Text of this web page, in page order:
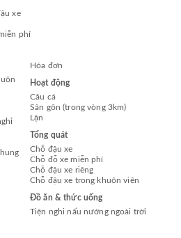
xe
phí
Hóa đơn
Hoạt động
Câu cá
Sân gôn (trong vòng 3km)
Lặn
Tổng quát
Chỗ đậu xe
Chỗ đỗ xe miễn phí
Chỗ đậu xe riêng
Chỗ đậu xe trong khuôn viên
Đồ ăn & thức uống
Tiện nghi nấu nướng ngoài trời